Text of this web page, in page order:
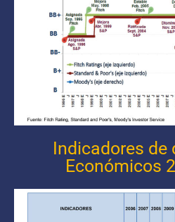
Indicadores de
Económicos